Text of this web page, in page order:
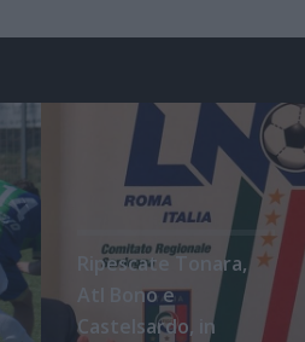
Ripescate Tonara,
Atl Bono e
Castelsardo, in